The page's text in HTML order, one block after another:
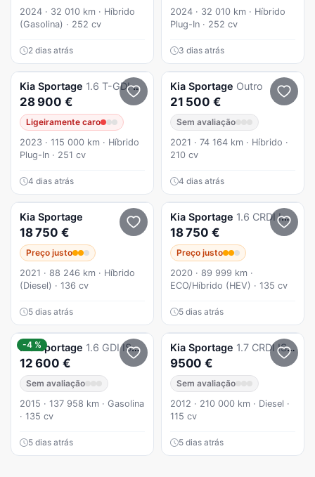
2024 · 32 010 km · Híbrido
(Gasolina) · 252 cv
2 dias atrás
2024 · 32 010 km · Híbrido
Plug-In · 252 cv
3 dias atrás
Kia Sportage 1.6 T-GDI AWD Spirit
28 900 €
Ligeiramente caro
2023 · 115 000 km · Híbrido
Plug-In · 251 cv
4 dias atrás
Kia Sportage Outro
21 500 €
Sem avaliação
2021 · 74 164 km · Híbrido ·
210 cv
4 dias atrás
Kia Sportage
18 750 €
Preço justo
2021 · 88 246 km · Híbrido
(Diesel) · 136 cv
5 dias atrás
Kia Sportage 1.6 CRDI ISG Tech Hybrid
18 750 €
Preço justo
2020 · 89 999 km ·
ECO/Híbrido (HEV) · 135 cv
5 dias atrás
-4 %
Kia Sportage 1.6 GDI ISG Silver
12 600 €
Sem avaliação
2015 · 137 958 km · Gasolina
· 135 cv
5 dias atrás
Kia Sportage 1.7 CRDI ISG Xtra Edition
9500 €
Sem avaliação
2012 · 210 000 km · Diesel ·
115 cv
5 dias atrás